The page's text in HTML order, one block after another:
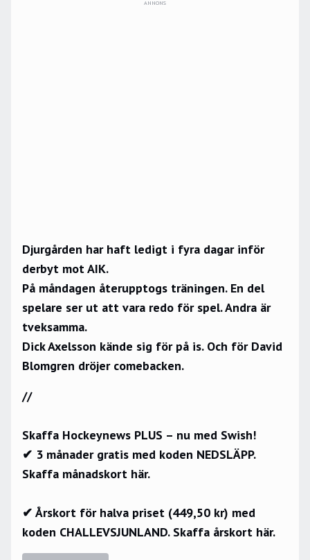
ANNONS
Djurgården har haft ledigt i fyra dagar inför
derbyt mot AIK.
På måndagen återupptogs träningen. En del
spelare ser ut att vara redo för spel. Andra är
tveksamma.
Dick Axelsson kände sig för på is. Och för David
Blomgren dröjer comebacken.
//
Skaffa Hockeynews PLUS – nu med Swish!
✔ 3 månader gratis med koden NEDSLÄPP.
Skaffa månadskort här.
✔ Årskort för halva priset (449,50 kr) med
koden CHALLEVSJUNLAND. Skaffa årskort här.